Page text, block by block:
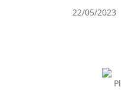
22/05/2023